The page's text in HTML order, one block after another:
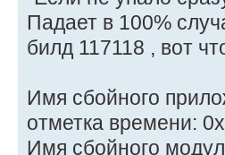
Падает в 100%
билд 117118 , вот
Имя сбойного
отметка времени:
Имя сбойного